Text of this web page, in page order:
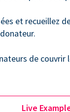
et recueillez
de couvrir
Live